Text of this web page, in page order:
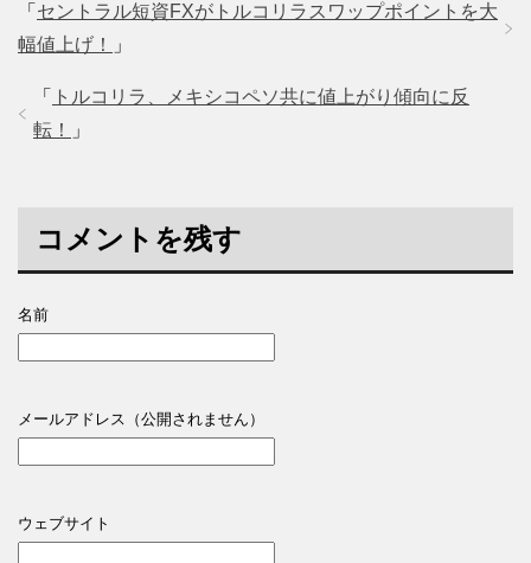
「 セントラル短資FXがトルコリラスワップポイントを大
幅値上げ！
」
「
トルコリラ、メキシコペソ共に値上がり傾向に反
転！
」
コメントを残す
名前
メールアドレス（公開されません）
ウェブサイト